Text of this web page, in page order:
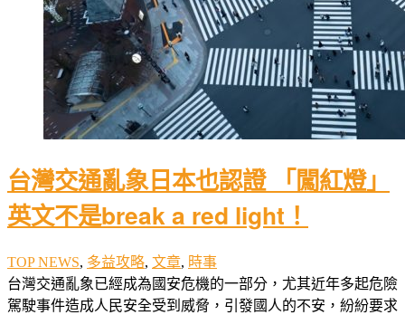
台灣交通亂象日本也認證 「闖紅燈」
英文不是break a red light！
TOP NEWS, 多益攻略, 文章, 時事
台灣交通亂象已經成為國安危機的一部分，尤其近年多起危險
駕駛事件造成人民安全受到威脅，引發國人的不安，紛紛要求